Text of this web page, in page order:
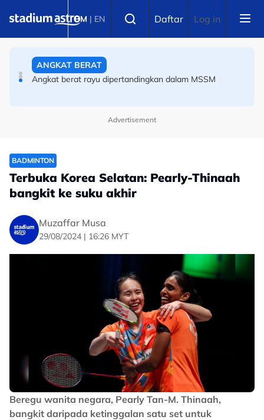
BM | EN Daftar Log in
Angkat berat rayu dipertandingkan dalam MSSM
BOLA SEPAK
Terkini Piala Hyundai ASEAN: Getir! Seorang lagi pemain
Advertisement
BADMINTON
Terbuka Korea Selatan: Pearly-Thinaah
bangkit ke suku akhir
Muzaffar Musa
29/08/2024 | 16:26 MYT
Beregu wanita negara, Pearly Tan-M. Thinaah,
bangkit daripada ketinggalan satu set untuk